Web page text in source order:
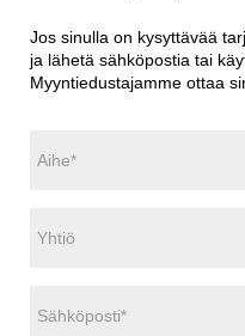
Jos sinulla on kysyttävää
ja lähetä sähköpostia tai
Myyntiedustajamme ottaa